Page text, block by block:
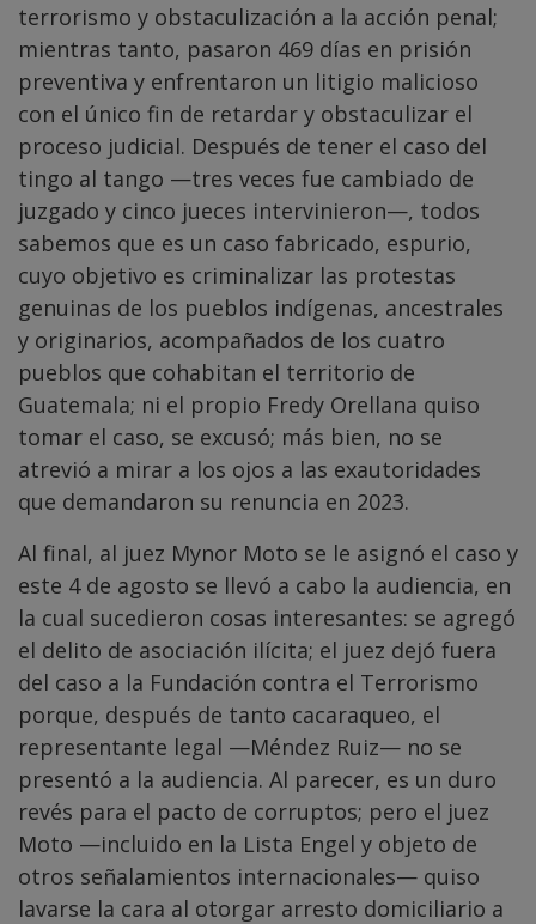
terrorismo y obstaculización a la acción penal;
mientras tanto, pasaron 469 días en prisión
preventiva y enfrentaron un litigio malicioso
con el único fin de retardar y obstaculizar el
proceso judicial. Después de tener el caso del
tingo al tango —tres veces fue cambiado de
juzgado y cinco jueces intervinieron—, todos
sabemos que es un caso fabricado, espurio,
cuyo objetivo es criminalizar las protestas
genuinas de los pueblos indígenas, ancestrales
y originarios, acompañados de los cuatro
pueblos que cohabitan el territorio de
Guatemala; ni el propio Fredy Orellana quiso
tomar el caso, se excusó; más bien, no se
atrevió a mirar a los ojos a las exautoridades
que demandaron su renuncia en 2023.
Al final, al juez Mynor Moto se le asignó el caso y
este 4 de agosto se llevó a cabo la audiencia, en
la cual sucedieron cosas interesantes: se agregó
el delito de asociación ilícita; el juez dejó fuera
del caso a la Fundación contra el Terrorismo
porque, después de tanto cacaraqueo, el
representante legal —Méndez Ruiz— no se
presentó a la audiencia. Al parecer, es un duro
revés para el pacto de corruptos; pero el juez
Moto —incluido en la Lista Engel y objeto de
otros señalamientos internacionales— quiso
lavarse la cara al otorgar arresto domiciliario a